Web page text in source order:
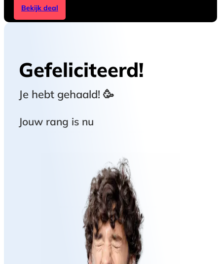
Bekijk deal
Gefeliciteerd!
Je hebt gehaald! 🥳
Jouw rang is nu